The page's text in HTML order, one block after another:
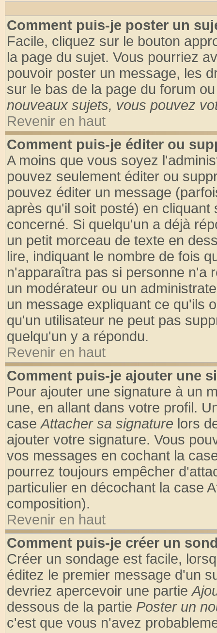
Comment puis-je poster un
Facile, cliquez sur le bouton
la page du sujet. Vous pourriez
pouvoir poster un message, les
sur le bas de la page du forum
nouveaux sujets, vous pouvez
Revenir en haut
Comment puis-je éditer ou
A moins que vous soyez
pouvez seulement éditer ou
pouvez éditer un message
après qu'il soit posté) en
concerné. Si quelqu'un a déjà
un petit morceau de texte en
lire, indiquant le nombre de fois
n'apparaîtra pas si personne n'a
un modérateur ou un
un message expliquant ce qu'ils
qu'un utilisateur ne peut pas
quelqu'un y a répondu.
Revenir en haut
Comment puis-je ajouter une
Pour ajouter une signature à un
une, en allant dans votre profil.
caseAttacher sa signature lors
ajouter votre signature. Vous
vos messages en cochant la
pourrez toujours empêcher
particulier en décochant la case
composition).
Revenir en haut
Comment puis-je créer un
Créer un sondage est facile,
éditez le premier message d'un
devriez apercevoir une partie
dessous de la partie Poster un
c'est que vous n'avez